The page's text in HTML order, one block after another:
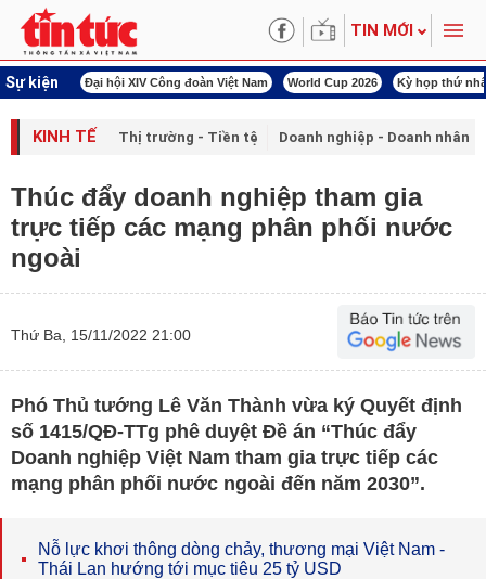
TIN MỚI
Sự kiện
Việt Nam World Cup 2026 Kỳ họp thứ nhất Quốc hội khóa XVI Đảm
KINH TẾ Thị trường - Tiền tệ Doanh nghiệp - Doanh nhân
Thúc đẩy doanh nghiệp tham gia
trực tiếp các mạng phân phối nước
ngoài
Thứ Ba, 15/11/2022 21:00
Phó Thủ tướng Lê Văn Thành vừa ký Quyết định
số 1415/QĐ-TTg phê duyệt Đề án “Thúc đẩy
Doanh nghiệp Việt Nam tham gia trực tiếp các
mạng phân phối nước ngoài đến năm 2030”.
Nỗ lực khơi thông dòng chảy, thương mại Việt Nam -
Thái Lan hướng tới mục tiêu 25 tỷ USD